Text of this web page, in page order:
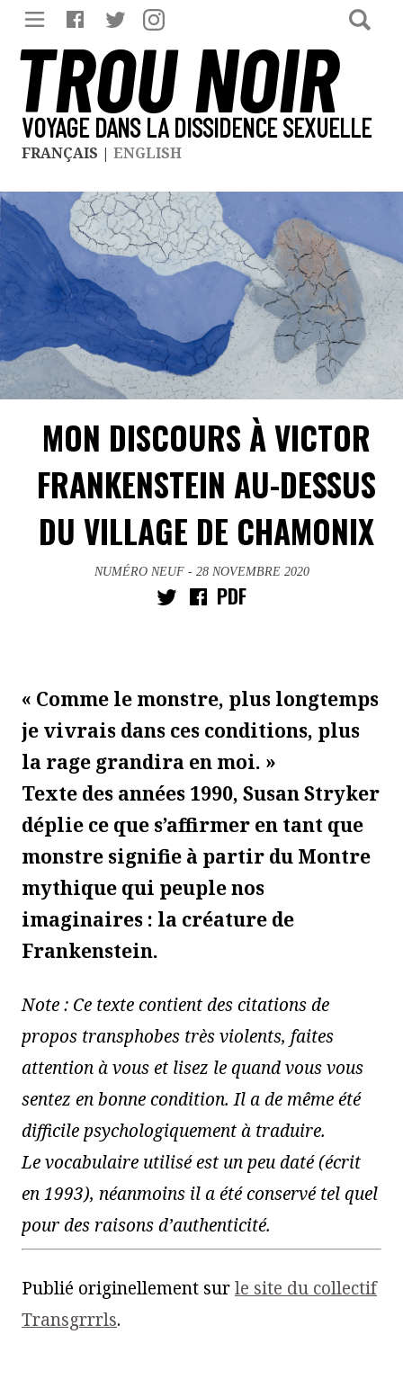
TROU NOIR
VOYAGE DANS LA DISSIDENCE SEXUELLE
FRANÇAIS | ENGLISH
MON DISCOURS À VICTOR
FRANKENSTEIN AU-DESSUS
DU VILLAGE DE CHAMONIX
NUMÉRO NEUF - 28 NOVEMBRE 2020
PDF
« Comme le monstre, plus longtemps
je vivrais dans ces conditions, plus
la rage grandira en moi. »
Texte des années 1990, Susan Stryker
déplie ce que s’affirmer en tant que
monstre signifie à partir du Montre
mythique qui peuple nos
imaginaires : la créature de
Frankenstein.
Note : Ce texte contient des citations de
propos transphobes très violents, faites
attention à vous et lisez le quand vous vous
sentez en bonne condition. Il a de même été
difficile psychologiquement à traduire.
Le vocabulaire utilisé est un peu daté (écrit
en 1993), néanmoins il a été conservé tel quel
pour des raisons d’authenticité.
Publié originellement surle site du collectif
Transgrrrls.